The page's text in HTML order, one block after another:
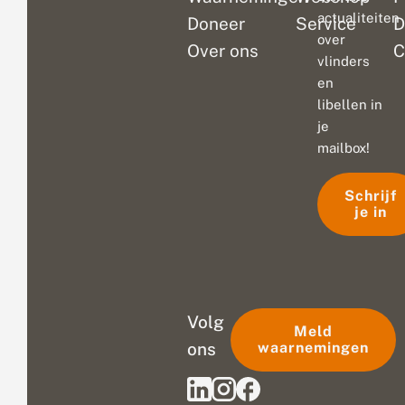
Doneer
Over ons
Service
actualiteiten
over
vlinders
en
libellen in
je
mailbox!
Schrijf
je in
Volg
ons
Meld
waarnemingen